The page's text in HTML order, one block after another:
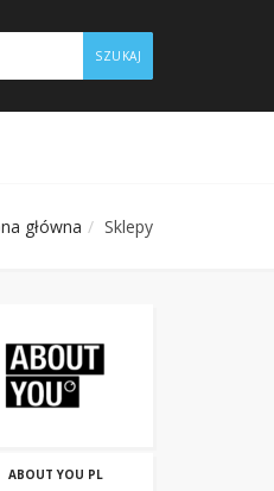
SZUKAJ
główna Sklepy
ABOUT YOU PL